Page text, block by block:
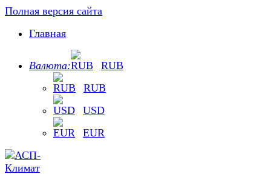
Полная версия сайта
Главная
Валюта:
RUB
RUB
USD
EUR